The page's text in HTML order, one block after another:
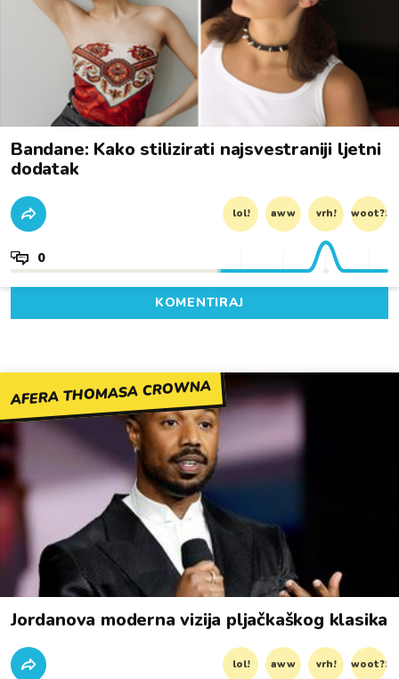
Bandane: Kako stilizirati najsvestraniji ljetni
dodatak
lol! aww vrh! woot?!
0
KOMENTIRAJ
AFERA THOMASA CROWNA
Jordanova moderna vizija pljačkaškog klasika
lol! aww vrh! woot?!